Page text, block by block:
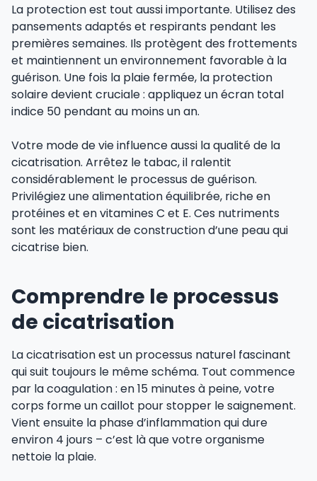
La protection est tout aussi importante. Utilisez des
pansements adaptés et respirants pendant les
premières semaines. Ils protègent des frottements
et maintiennent un environnement favorable à la
guérison. Une fois la plaie fermée, la protection
solaire devient cruciale : appliquez un écran total
indice 50 pendant au moins un an.
Votre mode de vie influence aussi la qualité de la
cicatrisation. Arrêtez le tabac, il ralentit
considérablement le processus de guérison.
Privilégiez une alimentation équilibrée, riche en
protéines et en vitamines C et E. Ces nutriments
sont les matériaux de construction d’une peau qui
cicatrise bien.
Comprendre le processus
de cicatrisation
La cicatrisation est un processus naturel fascinant
qui suit toujours le même schéma. Tout commence
par la coagulation : en 15 minutes à peine, votre
corps forme un caillot pour stopper le saignement.
Vient ensuite la phase d’inflammation qui dure
environ 4 jours – c’est là que votre organisme
nettoie la plaie.